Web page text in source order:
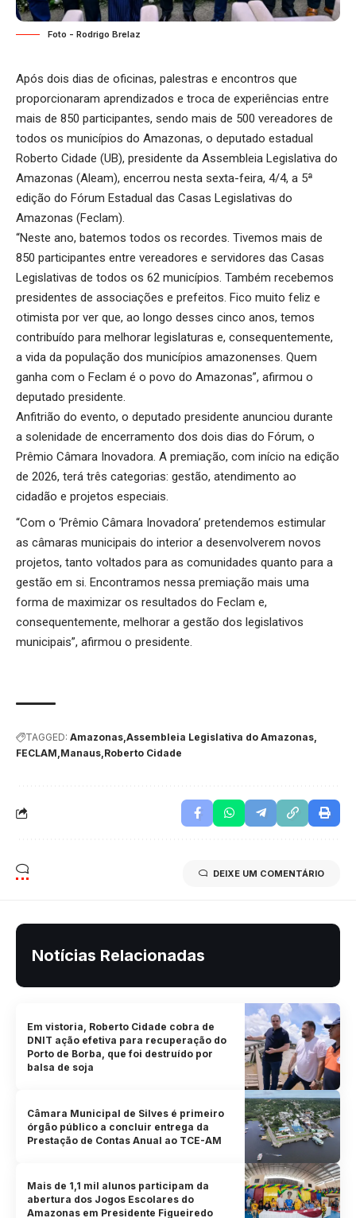
Foto - Rodrigo Brelaz
Após dois dias de oficinas, palestras e encontros que
proporcionaram aprendizados e troca de experiências entre
mais de 850 participantes, sendo mais de 500 vereadores de
todos os municípios do Amazonas, o deputado estadual
Roberto Cidade (UB), presidente da Assembleia Legislativa do
Amazonas (Aleam), encerrou nesta sexta-feira, 4/4, a 5ª
edição do Fórum Estadual das Casas Legislativas do
Amazonas (Feclam).
“Neste ano, batemos todos os recordes. Tivemos mais de
850 participantes entre vereadores e servidores das Casas
Legislativas de todos os 62 municípios. Também recebemos
presidentes de associações e prefeitos. Fico muito feliz e
otimista por ver que, ao longo desses cinco anos, temos
contribuído para melhorar legislaturas e, consequentemente,
a vida da população dos municípios amazonenses. Quem
ganha com o Feclam é o povo do Amazonas”, afirmou o
deputado presidente.
Anfitrião do evento, o deputado presidente anunciou durante
a solenidade de encerramento dos dois dias do Fórum, o
Prêmio Câmara Inovadora. A premiação, com início na edição
de 2026, terá três categorias: gestão, atendimento ao
cidadão e projetos especiais.
“Com o ‘Prêmio Câmara Inovadora’ pretendemos estimular
as câmaras municipais do interior a desenvolverem novos
projetos, tanto voltados para as comunidades quanto para a
gestão em si. Encontramos nessa premiação mais uma
forma de maximizar os resultados do Feclam e,
consequentemente, melhorar a gestão dos legislativos
municipais”, afirmou o presidente.
TAGGED: Amazonas Assembleia Legislativa do Amazonas
FECLAM Manaus Roberto Cidade
DEIXE UM COMENTÁRIO
Notícias Relacionadas
Em vistoria, Roberto Cidade cobra de
DNIT ação efetiva para recuperação do
Porto de Borba, que foi destruído por
balsa de soja
Câmara Municipal de Silves é primeiro
órgão público a concluir entrega da
Prestação de Contas Anual ao TCE-AM
Mais de 1,1 mil alunos participam da
abertura dos Jogos Escolares do
Amazonas em Presidente Figueiredo